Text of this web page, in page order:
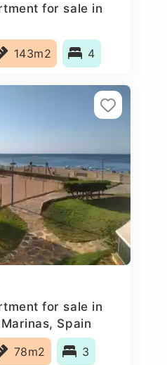
for sale in
143m2 4
for sale in
Spain
78m2 3